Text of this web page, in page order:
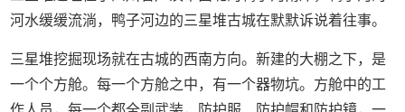
河水缓缓流淌，鸭子河边的三星堆古城在默默诉说着往事。
三星堆挖掘现场就在古城的西南方向。新建的大棚之下，是
一个个方舱。每一个方舱之中，有一个器物坑。方舱中的工